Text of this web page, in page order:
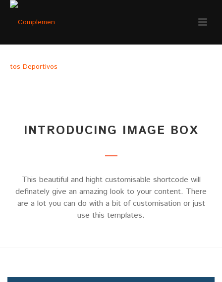
IMAGE BOX
INTRODUCING IMAGE BOX
This beautiful and hight customisable shortcode will
definately give an amazing look to your content. There
are a lot you can do with a bit of customisation or just
use this templates.